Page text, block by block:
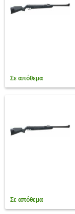
Σε απόθεμα
Σε απόθεμα